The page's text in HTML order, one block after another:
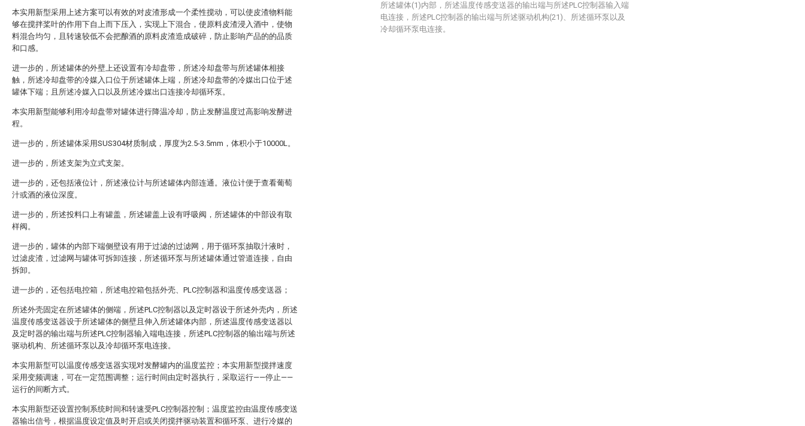
本实用新型采用上述方案可以有效的对皮渣形成一个柔性搅动，可以使皮渣物料能
够在搅拌桨叶的作用下自上而下压入，实现上下混合，使原料皮渣浸入酒中，使物
料混合均匀，且转速较低不会把酿酒的原料皮渣造成破碎，防止影响产品的的品质
和口感。
进一步的，所述罐体的外壁上还设置有冷却盘带，所述冷却盘带与所述罐体相接
触，所述冷却盘带的冷媒入口位于所述罐体上端，所述冷却盘带的冷媒出口位于述
罐体下端；且所述冷媒入口以及所述冷媒出口连接冷却循环泵。
本实用新型能够利用冷却盘带对罐体进行降温冷却，防止发酵温度过高影响发酵进
程。
进一步的，所述罐体采用SUS304材质制成，厚度为2.5-3.5mm，体积小于10000L。
进一步的，所述支架为立式支架。
进一步的，还包括液位计，所述液位计与所述罐体内部连通。液位计便于查看葡萄
汁或酒的液位深度。
进一步的，所述投料口上有罐盖，所述罐盖上设有呼吸阀，所述罐体的中部设有取
样阀。
进一步的，罐体的内部下端侧壁设有用于过滤的过滤网，用于循环泵抽取汁液时，
过滤皮渣，过滤网与罐体可拆卸连接，所述循环泵与所述罐体通过管道连接，自由
拆卸。
进一步的，还包括电控箱，所述电控箱包括外壳、PLC控制器和温度传感变送器；
所述外壳固定在所述罐体的侧端，所述PLC控制器以及定时器设于所述外壳内，所述
温度传感变送器设于所述罐体的侧壁且伸入所述罐体内部，所述温度传感变送器以
及定时器的输出端与所述PLC控制器输入端电连接，所述PLC控制器的输出端与所述
驱动机构、所述循环泵以及冷却循环泵电连接。
本实用新型可以温度传感变送器实现对发酵罐内的温度监控；本实用新型搅拌速度
采用变频调速，可在一定范围调整；运行时间由定时器执行，采取运行——停止——
运行的间断方式。
本实用新型还设置控制系统时间和转速受PLC控制器控制；温度监控由温度传感变送
器输出信号，根据温度设定值及时开启或关闭搅拌驱动装置和循环泵、进行冷媒的
所述罐体(1)内部，所述温度传感变送器的输出端与所述PLC控制器输入端
电连接，所述PLC控制器的输出端与所述驱动机构(21)、所述循环泵以及
冷却循环泵电连接。